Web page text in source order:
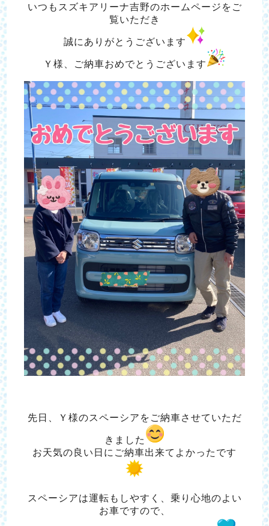
いつもスズキアリーナ吉野のホームページをご
覧いただき
誠にありがとうございます
Ｙ様、ご納車おめでとうございます
先日、Ｙ様のスペーシアをご納車させていただ
きました
お天気の良い日にご納車出来てよかったです
スペーシアは運転もしやすく、乗り心地のよい
お車ですので、